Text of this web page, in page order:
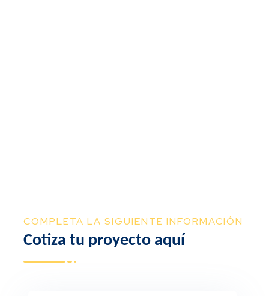
COMPLETA LA SIGUIENTE INFORMACIÓN
Cotiza tu proyecto aquí